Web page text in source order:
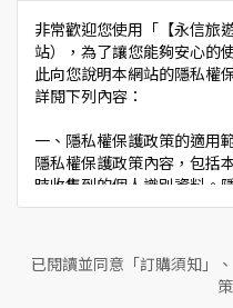
非常歡迎您使用「【永信旅
站），為了讓您能夠安心的
此向您說明本網站的隱私權
詳閱下列內容：
一、隱私權保護政策的適用
隱私權保護政策內容，包括
時收集到的個人識別資料。
外的相關連結網站，也不適
二、個人資料的蒐集、處理
當您造訪本網站或使用本網
已閱讀並同意「訂購須知」